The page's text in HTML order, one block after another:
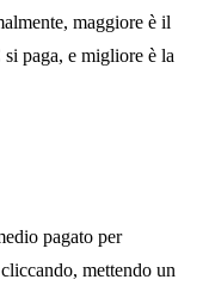
maggiore è il
paga, e migliore è la
pagato per
mettendo un